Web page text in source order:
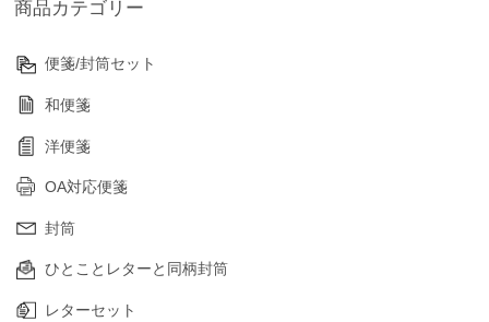
商品カテゴリー
便箋/封筒セット
和便箋
洋便箋
OA対応便箋
封筒
ひとことレターと同柄封筒
レターセット